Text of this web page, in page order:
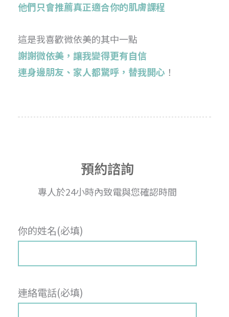
他們只會推薦真正適合你的肌膚課程
這是我喜歡微依美的其中一點
謝謝微依美，讓我變得更有自信
連身邊朋友、家人都驚呼，替我開心 ！
預約諮詢
專人於24小時內致電與您確認時間
你的姓名(必填)
連絡電話(必填)